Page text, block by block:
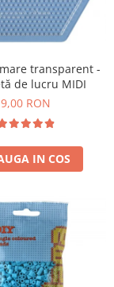
transparent -
de lucru MIDI
9,00 RON
IN COS